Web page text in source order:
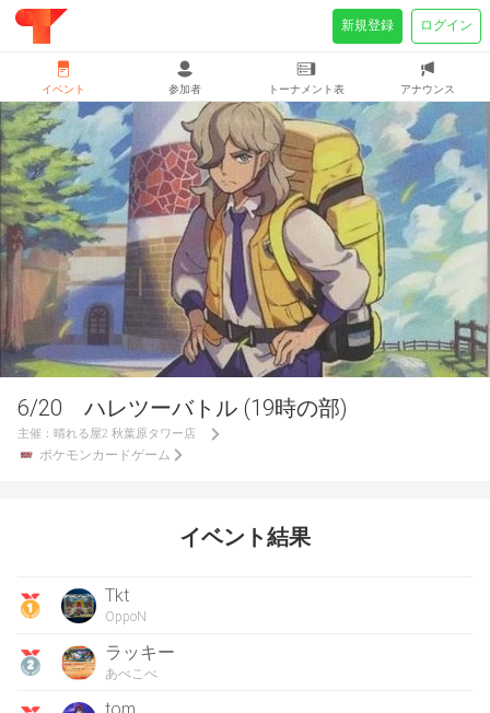
6/20 ハレツーバトル (19時の部)
主催： 晴れる屋2 秋葉原タワー店
ポケモンカードゲーム
イベント結果
Tkt
OppoN
ラッキー
あべこべ
イベント 参加者 トーナメント表 アナウンス
新規登録 ログイン